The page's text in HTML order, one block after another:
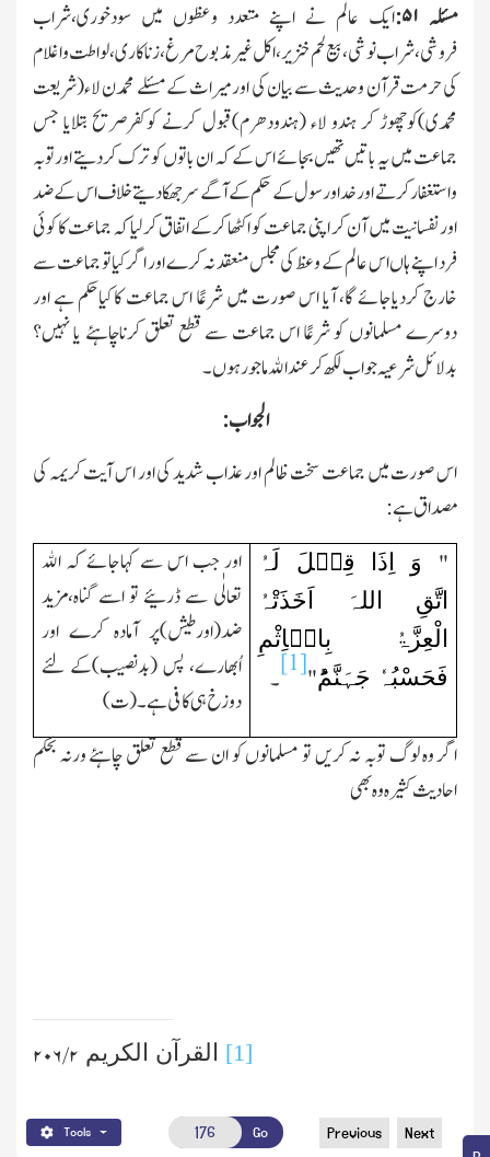
مسئلہ ۵۱: ایك عالم نے اپنے متعدد وعظوں میں سودخوری،شراب
فروشی،شراب نوشی،بیع لحم خنزیر،اکل غیرمذبوح مرغ، زنا کاری،لواطت واغلام
کی حرمت قرآن وحدیث سے بیان کی اور میراث کے مسئلے محمدن لاء(شریعت
محمدی)کوچھوڑ کر ہندو لاء (ہندودھرم)قبول کرنے کوکفرصریح بتلایا جس
جماعت میں یہ باتیں تھیں بجائے اس کے کہ ان باتوں کو ترك کردیتے اورتوبہ
واستغفار کرتے اور خداورسول کے حکم کے آگے سرجھکادیتے خلاف اس کے ضد
اور نفسانیت میں آن کر اپنی جماعت کو اکٹھا کرکے اتفاق کرلیا کہ جماعت کا کوئی
فرد اپنے ہاں اس عالم کے وعظ کی مجلس منعقد نہ کرے اور اگرکیا تو جماعت سے
خارج کردیاجائے گا، آیا اس صورت میں شرعًا اس جماعت کاکیاحکم ہے اور
دوسرے مسلمانوں کو شرعًا اس جماعت سے قطع تعلق کرناچاہئے یا نہیں؟
بدلائل شرعیہ جواب لکھ کر عنداﷲ ماجورہوں۔
الجواب:
اس صورت میں جماعت سخت ظالم اور عذاب شدید کی اور اس آیت کریمہ کی
مصداق ہے:
" وَ اِذَا قِیۡلَ لَہُ
اتَّقِ اللہَ اَخَذَتْہُ
الْعِزَّۃُ بِالۡاِثْمِ
فَحَسْبُہٗ جَہَنَّمُؕ"
[1]۔
اور جب اس سے کہاجائے کہ اﷲ
تعالٰی سے ڈرئیے تو اسے گناہ،مزید
ضد(اورطیش)پر آمادہ کرے اور
اُبھارے، پس (بدنصیب)کے لئے
دوزخ ہی کافی ہے۔(ت)
اگر وہ لوگ توبہ نہ کریں تو مسلمانوں کو ان سے قطع تعلق چاہئے ورنہ بحکم
احادیث کثیرہ وہ بھی
[1] القرآن الکریم ۲/ ۲۰۶
Tools Go Previous Next